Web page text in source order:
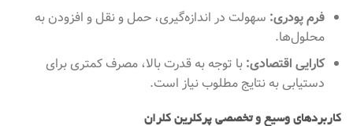
فرم پودری: سهولت در اندازه‌گیری، حمل و نقل و افزودن به
محلول‌ها.
کارایی اقتصادی: با توجه به قدرت بالا، مصرف کمتری برای
دستیابی به نتایج مطلوب نیاز است.
کاربردهای وسیع و تخصصی پرکلرین کلران